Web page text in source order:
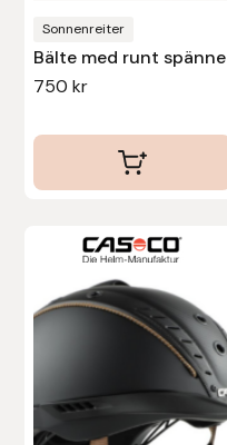
Sonnenreiter
Bälte med runt spänne
750kr
produktsidan
produkten
varianter.
De
Protector
Redback
Roeckl
Safehorse of Sweden
Saltverk
Sigga Ævars